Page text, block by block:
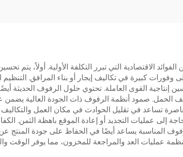
الاقتصادية التي تبرر التكلفة الأولية. أولاً، يتم
وفورات كبيرة في تكاليف إيجار أو بناء المرافق.
إنتاجية القوى العاملة. تحتوي حلول الرفوف
صمود أنظمة الرفوف ذات الجودة العالية يضمن
تساعد في تقليل الحوادث في مكان العمل والتكاليف
إلى عمليات التجديد أو إعادة الموقع باهظة الثمن.
المناسبة يساعد أيضًا في الحفاظ على جودة المنتج
عمليات العد والمراجعة للمخزون، مما يوفر الوقت